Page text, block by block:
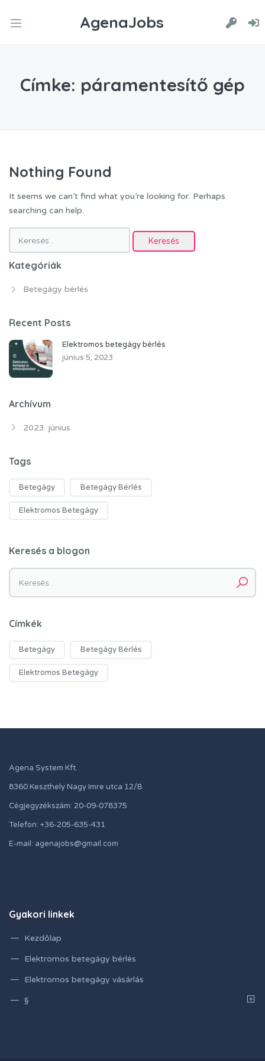
AgenaJobs
Címke: páramentesítő gép
Nothing Found
It seems we can’t find what you’re looking for. Perhaps
searching can help.
Keresés:
Kategóriák
Betegágy bérlés
Recent Posts
Elektromos betegágy bérlés
június 5, 2023
Archívum
2023. június
Tags
Betegágy Betegágy Bérlés
Elektromos Betegágy
Keresés a blogon
Keresés:
Címkék
Betegágy Betegágy Bérlés
Elektromos Betegágy
Agena System Kft.
8360 Keszthely Nagy Imre utca 12/B
Cégjegyzékszám: 20-09-078375
Telefon: +36-205-635-431
E-mail: agenajobs@gmail.com
Gyakori linkek
Kezdőlap
Elektromos betegágy bérlés
Elektromos betegágy vásárlás
§